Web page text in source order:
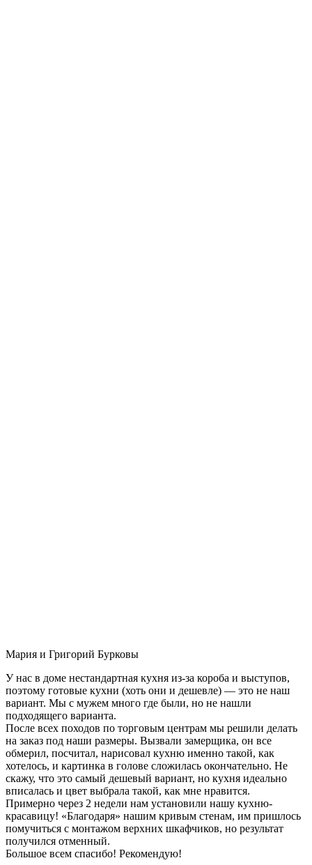
Мария и Григорий Бурковы
У нас в доме нестандартная кухня из-за короба и выступов,
поэтому готовые кухни (хоть они и дешевле) — это не наш
вариант. Мы с мужем много где были, но не нашли
подходящего варианта.
После всех походов по торговым центрам мы решили делать
на заказ под наши размеры. Вызвали замерщика, он все
обмерил, посчитал, нарисовал кухню именно такой, как
хотелось, и картинка в голове сложилась окончательно. Не
скажу, что это самый дешевый вариант, но кухня идеально
вписалась и цвет выбрала такой, как мне нравится.
Примерно через 2 недели нам установили нашу кухню-
красавицу! «Благодаря» нашим кривым стенам, им пришлось
помучиться с монтажом верхних шкафчиков, но результат
получился отменный.
Большое всем спасибо! Рекомендую!